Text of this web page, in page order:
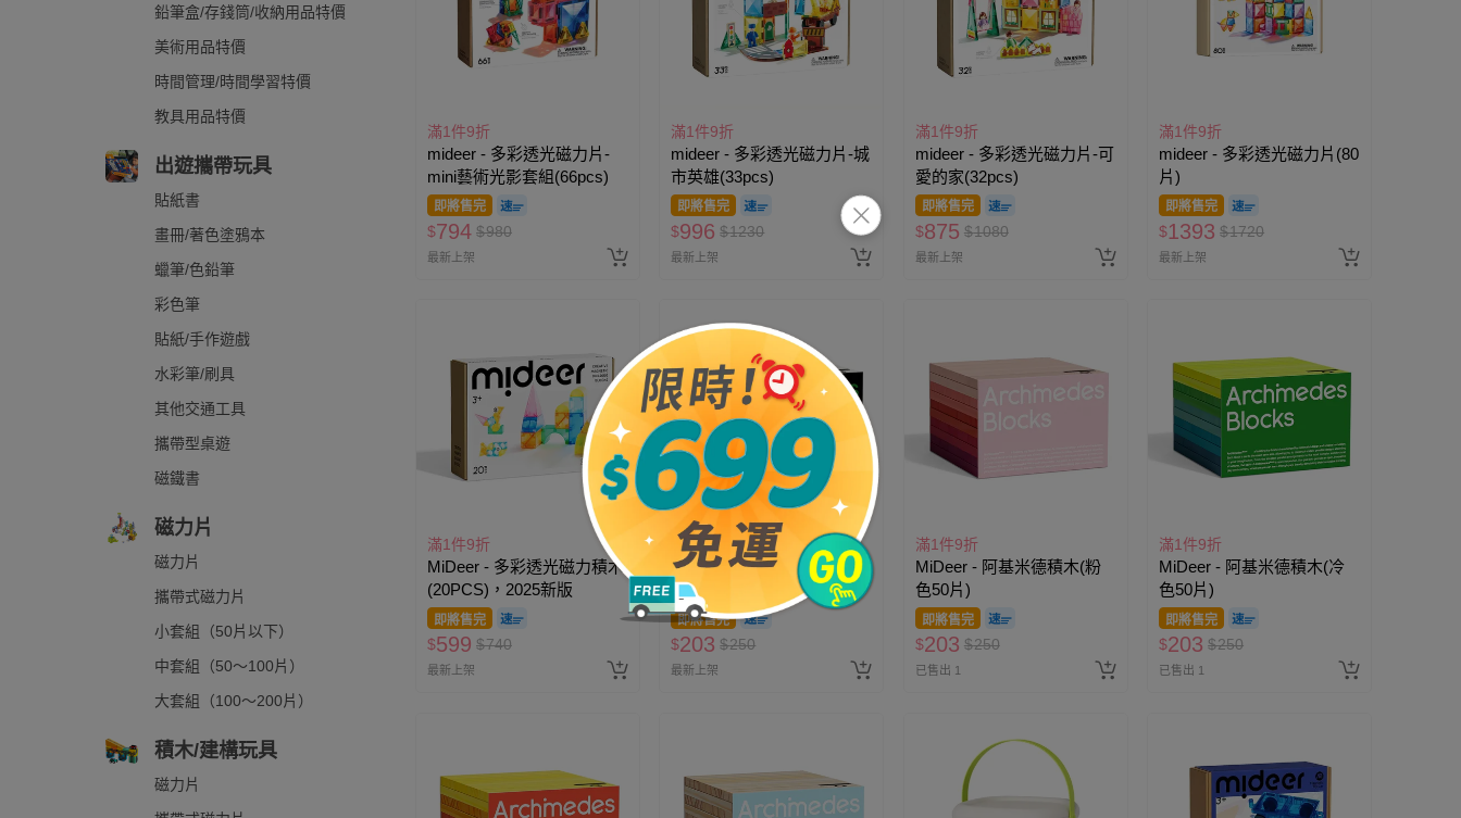
鉛筆盒/存錢筒/收納用品特價
美術用品特價
時間管理/時間學習特價
教具用品特價
出遊攜帶玩具
貼紙書
畫冊/著色塗鴉本
蠟筆/色鉛筆
彩色筆
貼紙/手作遊戲
水彩筆/刷具
其他交通工具
攜帶型桌遊
磁鐵書
磁力片
磁力片
攜帶式磁力片
小套組（50片以下）
中套組（50～100片）
大套組（100～200片）
積木/建構玩具
磁力片
滿1件9折
mideer - 多彩透光磁力片-
mini藝術光影套組(66pcs)
即將售完
$794 $980
最新上架
滿1件9折
mideer - 多彩透光磁力片-城
市英雄(33pcs)
即將售完
$996 $1230
最新上架
滿1件9折
mideer - 多彩透光磁力片-可
愛的家(32pcs)
即將售完
$875 $1080
最新上架
滿1件9折
mideer - 多彩透光磁力片(80
片)
即將售完
$1393 $1720
最新上架
滿1件9折
MiDeer - 多彩透光磁力積木
(20PCS)，2025新版
即將售完
$599 $740
最新上架
滿1件9折
MiDeer - 阿基米德積木(黑
白色50片)
即將售完
$203 $250
最新上架
滿1件9折
MiDeer - 阿基米德積木(粉
色50片)
即將售完
$203 $250
已售出 1
滿1件9折
MiDeer - 阿基米德積木(冷
色50片)
即將售完
$203 $250
已售出 1